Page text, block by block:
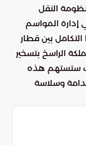
النقل
إدارة المواسم
بين قطار
الراسخ بتسخير
ستستهم هذه
وسلاسة